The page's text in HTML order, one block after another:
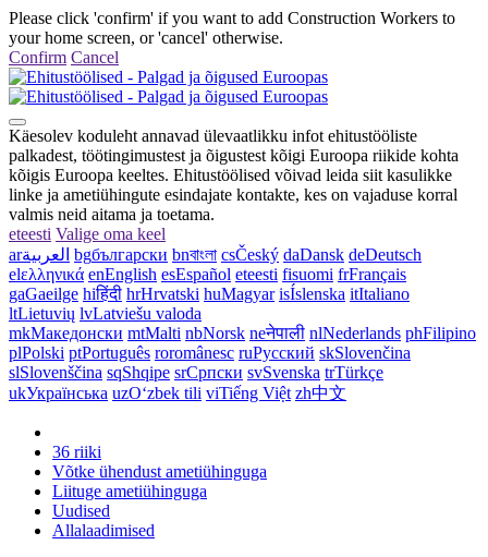
Please click 'confirm' if you want to add Construction Workers to
your home screen, or 'cancel' otherwise.
Confirm Cancel
Käesolev koduleht annavad ülevaatlikku infot ehitustööliste
palkadest, töötingimustest ja õigustest kõigi Euroopa riikide kohta
kõigis Euroopa keeltes. Ehitustöölised võivad leida siit kasulikke
linke ja ametiühingute esindajate kontakte, kes on vajaduse korral
valmis neid aitama ja toetama.
eteesti Valige oma keel
arالعربية bgбългарски bnবাংলা csČeský daDansk deDeutsch
elελληνικά enEnglish esEspañol eteesti fisuomi frFrançais
gaGaeilge hiहिंदी hrHrvatski huMagyar isÍslenska itItaliano
ltLietuvių lvLatviešu valoda
mkМакедонски mtMalti nbNorsk neनेपाली nlNederlands phFilipino
plPolski ptPortuguês roromânesc ruРусский skSlovenčina
slSlovenščina sqShqipe srСрпски svSvenska trTürkçe
ukУкраїнська uzOʻzbek tili viTiếng Việt zh中文
36 riiki
Võtke ühendust ametiühinguga
Liituge ametiühinguga
Uudised
Allalaadimised